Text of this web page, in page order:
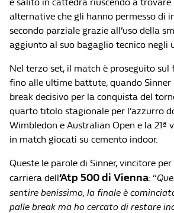
alternative che gli hanno permesso di
secondo parziale grazie all’uso della
aggiunto al suo bagaglio tecnico negli
Nel terzo set, il match è proseguito sul
fino alle ultime battute, quando Sinner
break decisivo per la conquista del
quarto titolo stagionale per l’azzurro
Wimbledon e Australian Open e la 21ª
in match giocati su cemento indoor.
Queste le parole di Sinner, vincitore
carriera dell‘Atp 500 di Vienna: “
sentire benissimo, la finale è
palle break ma ho cercato di restare